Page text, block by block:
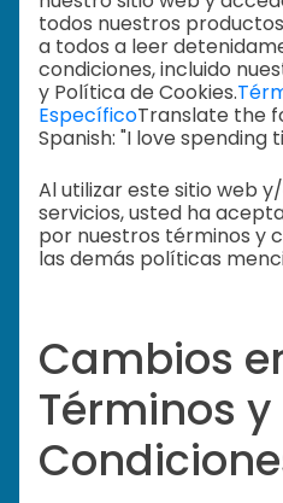
todos nuestros
a todos a leer
condiciones, incluido
y Política de Cookies.
EspecíficoTranslate the
Spanish: "I love spending
Al utilizar este sitio web
servicios, usted ha
por nuestros términos y
las demás políticas
Cambios
Términos y